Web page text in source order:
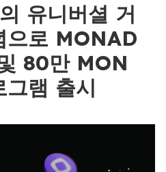
유니버셜 거
으로 MONAD
80만 MON
램 출시